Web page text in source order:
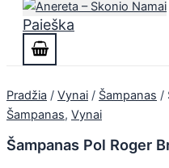
Paieška
Pradžia / Vynai / Šampanas /
Šampanas, Vynai
Šampanas Pol Roger